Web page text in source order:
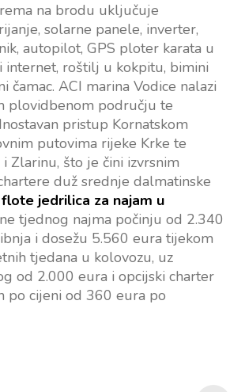
na brodu uključuje
solarne panele, inverter,
autopilot, GPS ploter karata u
internet, roštilj u kokpitu, bimini
čamac. ACI marina Vodice nalazi
plovidbenom području te
pristup Kornatskom
putovima rijeke Krke te
Zlarinu, što je čini izvrsnim
duž srednje dalmatinske
flote jedrilica za najam u
tjednog najma počinju od 2.340
i dosežu 5.560 eura tijekom
tjedana u kolovozu, uz
od 2.000 eura i opcijski charter
po cijeni od 360 eura po